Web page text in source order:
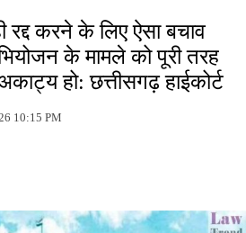
रद्द करने के लिए ऐसा बचाव
के मामले को पूरी तरह
हो: छत्तीसगढ़ हाईकोर्ट
10:15 PM